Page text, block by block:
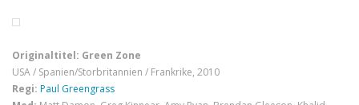
Originaltitel: Green Zone
USA / Spanien/Storbritannien / Frankrike, 2010
Regi: Paul Greengrass